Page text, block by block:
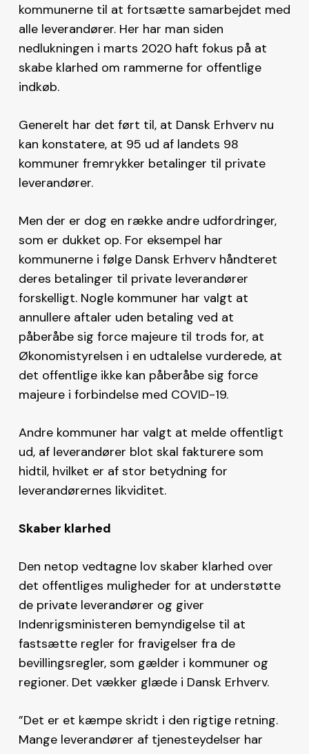
kommunerne til at fortsætte samarbejdet med
alle leverandører. Her har man siden
nedlukningen i marts 2020 haft fokus på at
skabe klarhed om rammerne for offentlige
indkøb.
Generelt har det ført til, at Dansk Erhverv nu
kan konstatere, at 95 ud af landets 98
kommuner fremrykker betalinger til private
leverandører.
Men der er dog en række andre udfordringer,
som er dukket op. For eksempel har
kommunerne i følge Dansk Erhverv håndteret
deres betalinger til private leverandører
forskelligt. Nogle kommuner har valgt at
annullere aftaler uden betaling ved at
påberåbe sig force majeure til trods for, at
Økonomistyrelsen i en udtalelse vurderede, at
det offentlige ikke kan påberåbe sig force
majeure i forbindelse med COVID-19.
Andre kommuner har valgt at melde offentligt
ud, af leverandører blot skal fakturere som
hidtil, hvilket er af stor betydning for
leverandørernes likviditet.
Skaber klarhed
Den netop vedtagne lov skaber klarhed over
det offentliges muligheder for at understøtte
de private leverandører og giver
Indenrigsministeren bemyndigelse til at
fastsætte regler for fravigelser fra de
bevillingsregler, som gælder i kommuner og
regioner. Det vækker glæde i Dansk Erhverv.
”Det er et kæmpe skridt i den rigtige retning.
Mange leverandører af tjenesteydelser har